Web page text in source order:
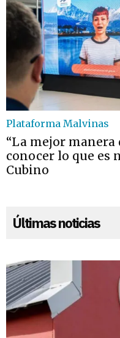
Plataforma Malvinas
“La mejor manera
conocer lo que es
Cubino
Últimas noticias